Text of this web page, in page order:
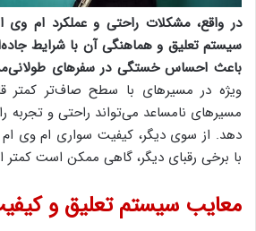
سیستم تعلیق و هماهنگی آن با شرایط
باعث احساس خستگی در سفرهای
ویژه در مسیرهای با سطح صاف‌تر کمتر
مسیرهای نامساعد می‌تواند راحتی و تجربه
با برخی رقبای دیگر، گاهی ممکن است کمتر
معایب سیستم تعلیق و